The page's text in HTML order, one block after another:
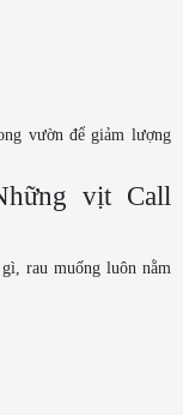
vườn để giảm lượng
vịt Call
rau muống luôn nằm